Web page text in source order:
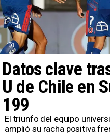
Datos clave
U de Chile en
199
El triunfo del equipo
amplió su racha positiva